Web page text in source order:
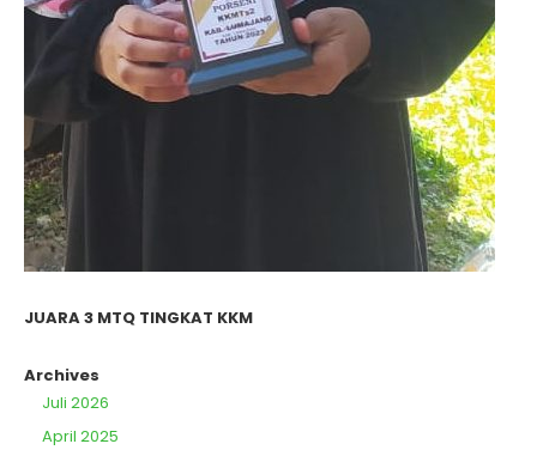
JUARA 3 MTQ TINGKAT KKM
Archives
Juli 2026
April 2025